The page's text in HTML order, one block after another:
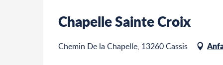
Chapelle Sainte Croix
Chemin De la Chapelle, 13260 Cassis